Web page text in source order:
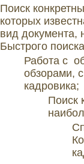
Поиск
которых
вид документа,
Быстрого
Работа с
обзорами,
кадровика;
Поиск